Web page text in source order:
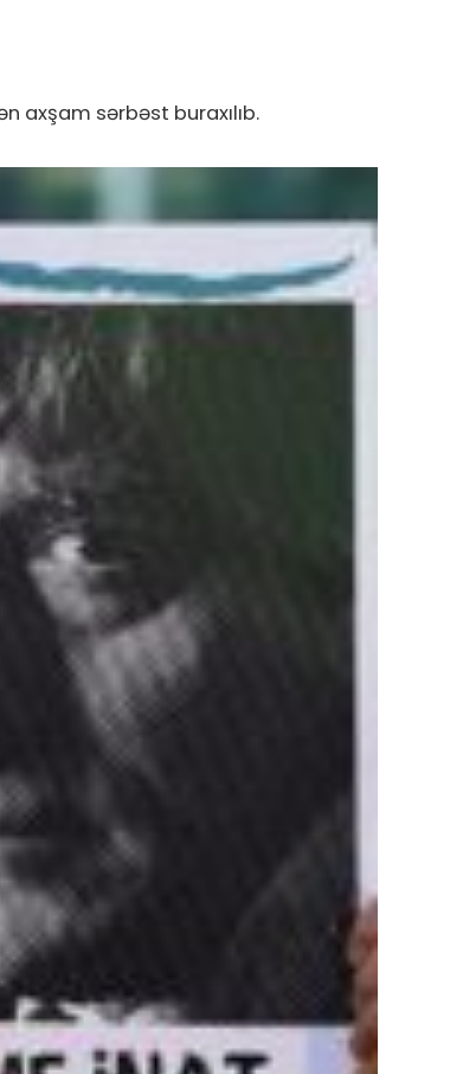
axşam sərbəst buraxılıb.